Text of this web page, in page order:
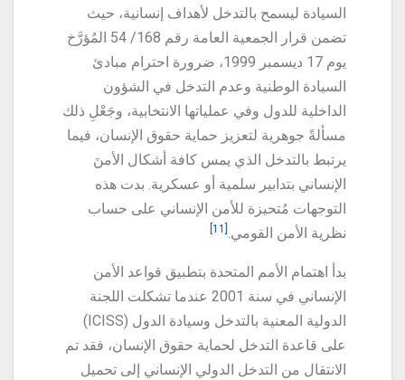
السيادة ليسمح بالتدخل لأهداف إنسانية، حيث
تضمن قرار الجمعية العامة رقم 168/ 54 المُؤرَّخ
يوم 17 ديسمبر 1999، ضرورة احترام مبادئ
السيادة الوطنية وعدم التدخل في الشؤون
الداخلية للدول وفي عملياتها الانتخابية، وجَعْلِ ذلك
مسألةً جوهرية لتعزيز حماية حقوق الإنسان، فيما
يرتبط بالتدخل الذي يمس كافة أشكال الأمنَ
الإنساني بتدابير سلمية أو عسكرية. بدت هذه
التوجهات مُتحيزة للأمن الإنساني على حساب
نظرية الأمن القومي.
بدأ اهتمام الأمم المتحدة بتطبيق قواعد الأمن
الإنساني في سنة 2001 عندما تشكلت اللجنة
الدولية المعنية بالتدخل وسيادة الدول (ICISS)
على قاعدة التدخل لحماية حقوق الإنسان، فقد تم
الانتقال من التدخل الدولي الإنساني إلى تحميل